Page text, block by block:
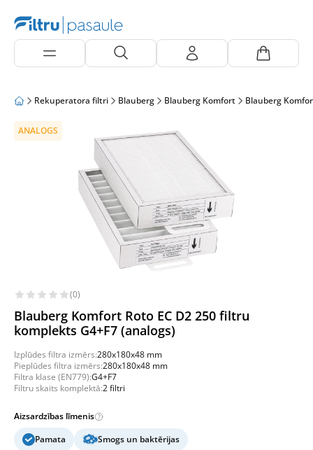
Rekuperatora filtri Blauberg Blauberg Komfort Blauberg
ANALOGS
(0)
Blauberg Komfort Roto EC D2 250 filtru
komplekts G4+F7 (analogs)
Izplūdes filtra izmērs:280x180x48 mm
Pieplūdes filtra izmērs:280x180x48 mm
Filtra klase (EN779):G4+F7
Filtru skaits komplektā:2 filtri
Aizsardzības līmenis
Pamata
Smogs un baktērijas